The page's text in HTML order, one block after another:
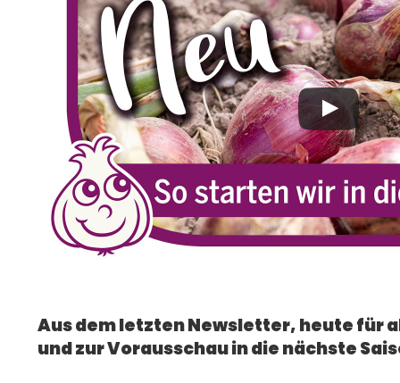
Aus dem letzten Newsletter, heute für
und zur Vorausschau in die nächste